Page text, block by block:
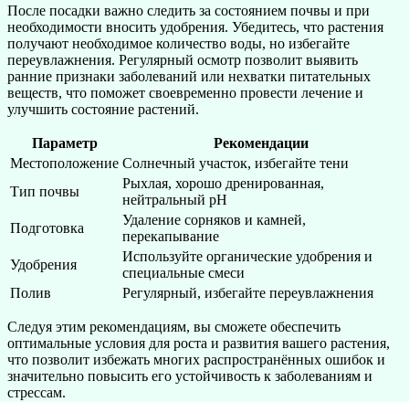
После посадки важно следить за состоянием почвы и при
необходимости вносить удобрения. Убедитесь, что растения
получают необходимое количество воды, но избегайте
переувлажнения. Регулярный осмотр позволит выявить
ранние признаки заболеваний или нехватки питательных
веществ, что поможет своевременно провести лечение и
улучшить состояние растений.
Параметр
Рекомендации
Местоположение Солнечный участок, избегайте тени
Тип почвы
Рыхлая, хорошо дренированная,
нейтральный pH
Подготовка
Удаление сорняков и камней,
перекапывание
Удобрения
Используйте органические удобрения и
специальные смеси
Полив
Регулярный, избегайте переувлажнения
Следуя этим рекомендациям, вы сможете обеспечить
оптимальные условия для роста и развития вашего растения,
что позволит избежать многих распространённых ошибок и
значительно повысить его устойчивость к заболеваниям и
стрессам.